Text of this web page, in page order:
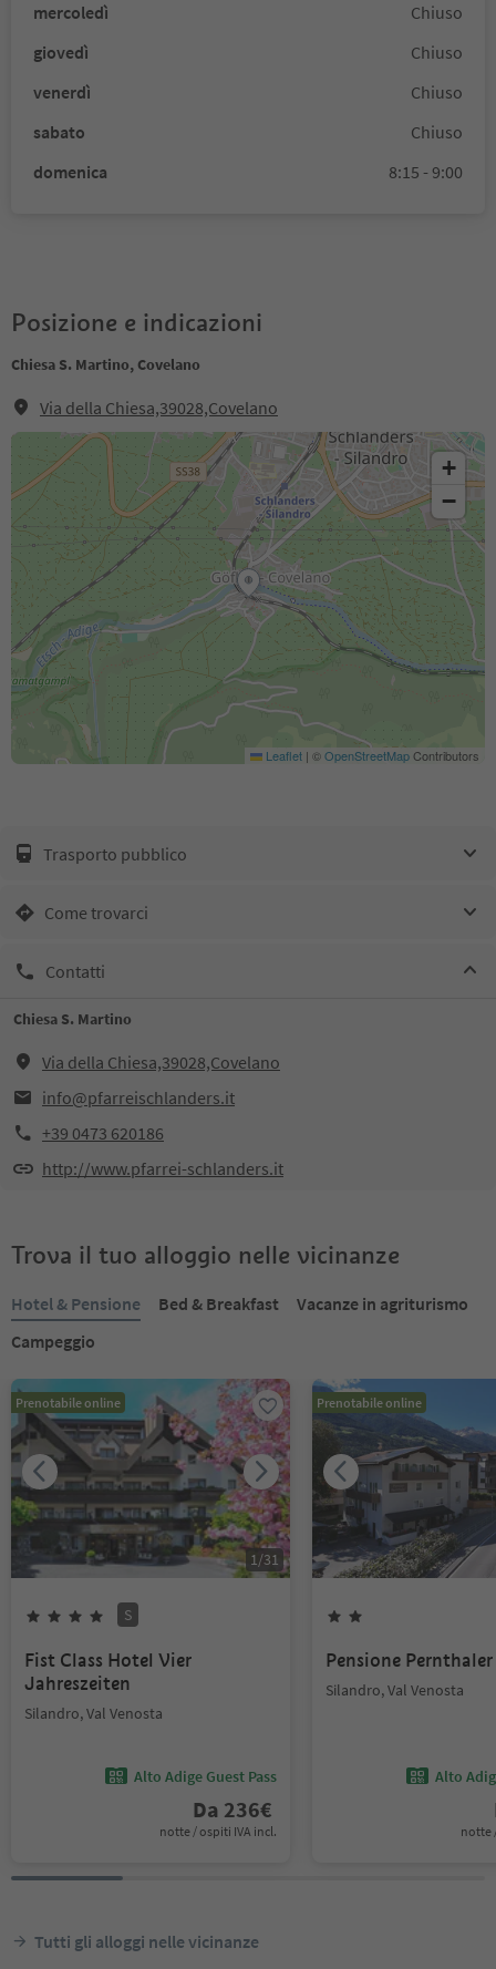
mercoledì
Chiuso
giovedì
Chiuso
venerdì
Chiuso
sabato
Chiuso
domenica
8:15 - 9:00
Posizione e indicazioni
Chiesa S. Martino, Covelano
Via della Chiesa,39028,Covelano
+
−
Leaflet | ©OpenStreetMapContributors
Trasporto pubblico
Come trovarci
Contatti
Chiesa S. Martino
Via della Chiesa,39028,Covelano
info@pfarreischlanders.it
+39 0473 620186
http://www.pfarrei-schlanders.it
Trova il tuo alloggio nelle vicinanze
Hotel & Pensione Bed & Breakfast
Vacanze in agriturismo
Campeggio
Prenotabile online
1/31
S
Fist Class Hotel Vier
Jahreszeiten
Silandro, Val Venosta
Alto Adige Guest Pass
Da 236€
notte / ospiti IVA incl.
Prenotabile online
Pensione Pernthaler
Silandro, Val Venosta
Alto
notte
Tutti gli alloggi nelle vicinanze